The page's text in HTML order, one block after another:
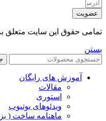
عضویت
تمامی حقوق این سایت
بستن
آموزش های رایگان
مقالات
استوری
ویدئوهای یوتیوب
ماهنامه ساخت (